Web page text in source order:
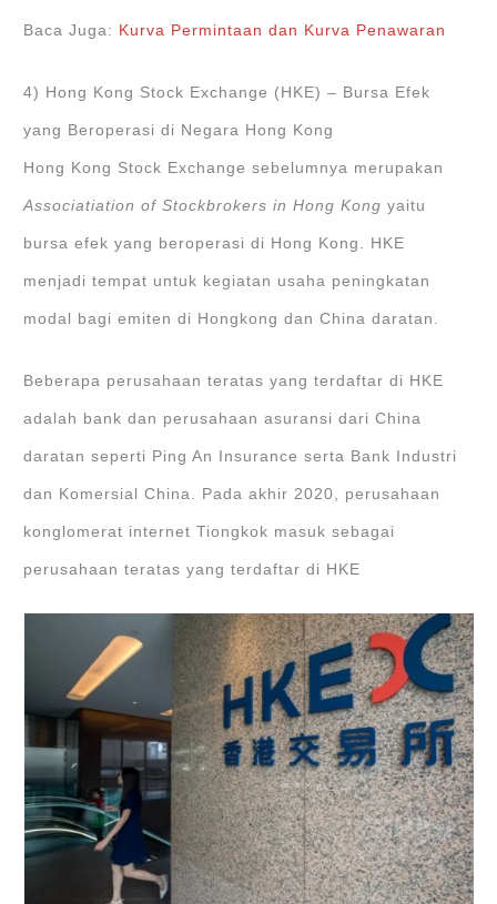
Baca Juga: Kurva Permintaan dan Kurva Penawaran
4) Hong Kong Stock Exchange (HKE) – Bursa Efek
yang Beroperasi di Negara Hong Kong
Hong Kong Stock Exchange sebelumnya merupakan
Associatiation of Stockbrokers in Hong Kong yaitu
bursa efek yang beroperasi di Hong Kong. HKE
menjadi tempat untuk kegiatan usaha peningkatan
modal bagi emiten di Hongkong dan China daratan.
Beberapa perusahaan teratas yang terdaftar di HKE
adalah bank dan perusahaan asuransi dari China
daratan seperti Ping An Insurance serta Bank Industri
dan Komersial China. Pada akhir 2020, perusahaan
konglomerat internet Tiongkok masuk sebagai
perusahaan teratas yang terdaftar di HKE